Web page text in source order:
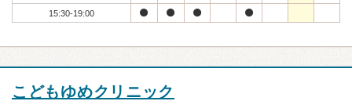
15:30-19:00
こどもゆめクリニック